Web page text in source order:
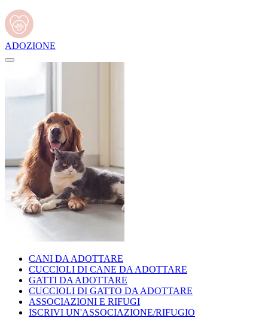
ADOZIONE
CANI DA ADOTTARE
CUCCIOLI DI CANE DA ADOTTARE
GATTI DA ADOTTARE
CUCCIOLI DI GATTO DA ADOTTARE
ASSOCIAZIONI E RIFUGI
ISCRIVI UN'ASSOCIAZIONE/RIFUGIO